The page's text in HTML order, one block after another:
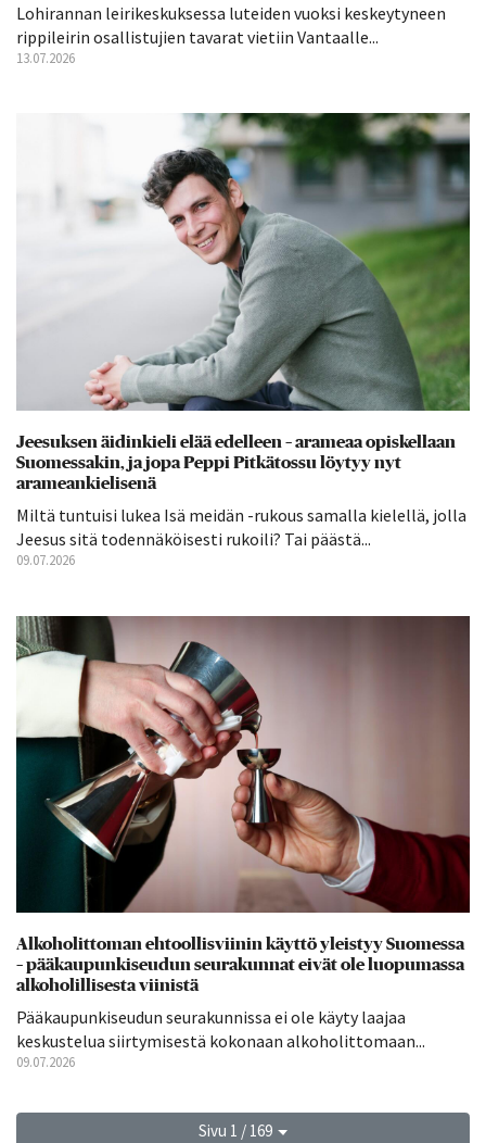
Lohirannan leirikeskuksessa luteiden vuoksi keskeytyneen
rippileirin osallistujien tavarat vietiin Vantaalle...
13.07.2026
Jeesuksen äidinkieli elää edelleen – arameaa opiskellaan
Suomessakin, ja jopa Peppi Pitkätossu löytyy nyt
arameankielisenä
Miltä tuntuisi lukea Isä meidän -rukous samalla kielellä, jolla
Jeesus sitä todennäköisesti rukoili? Tai päästä...
09.07.2026
Alkoholittoman ehtoollisviinin käyttö yleistyy Suomessa
– pääkaupunkiseudun seurakunnat eivät ole luopumassa
alkoholillisesta viinistä
Pääkaupunkiseudun seurakunnissa ei ole käyty laajaa
keskustelua siirtymisestä kokonaan alkoholittomaan...
09.07.2026
Sivu 1 / 169